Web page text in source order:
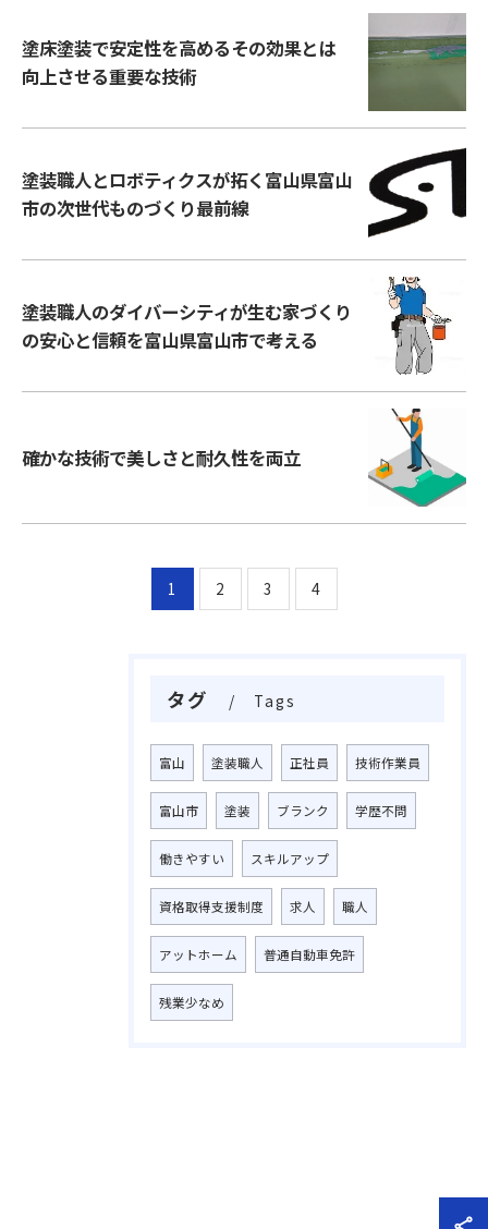
塗床塗装で安定性を高めるその効果とは
向上させる重要な技術
塗装職人とロボティクスが拓く富山県富山
市の次世代ものづくり最前線
塗装職人のダイバーシティが生む家づくり
の安心と信頼を富山県富山市で考える
確かな技術で美しさと耐久性を両立
1 2 3 4
タグ Tags
富山 塗装職人 正社員 技術作業員
富山市 塗装 ブランク 学歴不問
働きやすい スキルアップ
資格取得支援制度 求人 職人
アットホーム 普通自動車免許
残業少なめ